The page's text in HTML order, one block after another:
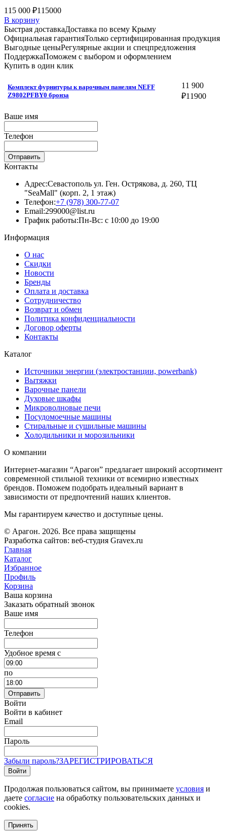
115 000 ₽115000
В корзину
Быстрая доставкаДоставка по всему Крыму
Официальная гарантияТолько сертифицированная продукция
Выгодные ценыРегулярные акции и спецпредложения
ПоддержкаПоможем с выбором и оформлением
Купить в один клик
Комплект фурнитуры к варочным панелям NEFF
Z9802PFBY0 бронза
11 900
₽11900
Ваше имя
Телефон
Отправить
Контакты
Адрес:Севастополь ул. Ген. Острякова, д. 260, ТЦ
"SeaMall" (корп. 2, 1 этаж)
Телефон:+7 (978) 300-77-07
Email:299000@list.ru
График работы:Пн-Вс: с 10:00 до 19:00
Информация
О нас
Скидки
Новости
Бренды
Оплата и доставка
Сотрудничество
Возврат и обмен
Политика конфиденциальности
Договор оферты
Контакты
Каталог
Источники энергии (электростанции, powerbank)
Вытяжки
Варочные панели
Духовые шкафы
Микроволновые печи
Посудомоечные машины
Стиральные и сушильные машины
Холодильники и морозильники
О компании
Интернет-магазин “Арагон” предлагает широкий ассортимент
современной стильной техники от всемирно известных
брендов. Поможем подобрать идеальный вариант в
зависимости от предпочтений наших клиентов.
Мы гарантируем качество и доступные цены.
© Арагон. 2026. Все права защищены
Разработка сайтов: веб-студия Gravex.ru
Главная
Каталог
Избранное
Профиль
Корзина
Ваша корзина
Заказать обратный звонок
Ваше имя
Телефон
Удобное время c
по
Отправить
Войти
Войти в кабинет
Email
Пароль
Забыли пароль?ЗАРЕГИСТРИРОВАТЬСЯ
Войти
Продолжая пользоваться сайтом, вы принимаете условия и
даете согласие на обработку пользовательских данных и
cookies.
Принять